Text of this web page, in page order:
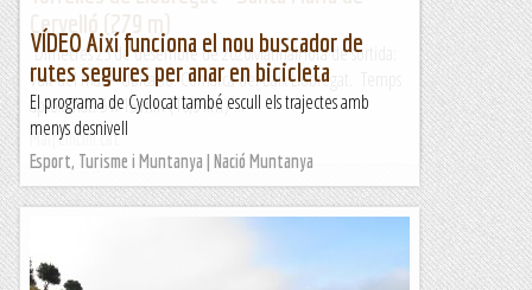
Cervelló (279 m)
Dimecres 23 de desembre de 2020MatinalHora de sortida:
Vuit del matí. Ubicació: Comarca del Baix Llobregat. Temps
aproximat: 5 h 15 min (16,5 km) ...
Maifemcim.cat
VÍDEO Així funciona el nou buscador de
rutes segures per anar en bicicleta
El programa de Cyclocat també escull els trajectes amb
menys desnivell
Esport, Turisme i Muntanya | Nació Muntanya